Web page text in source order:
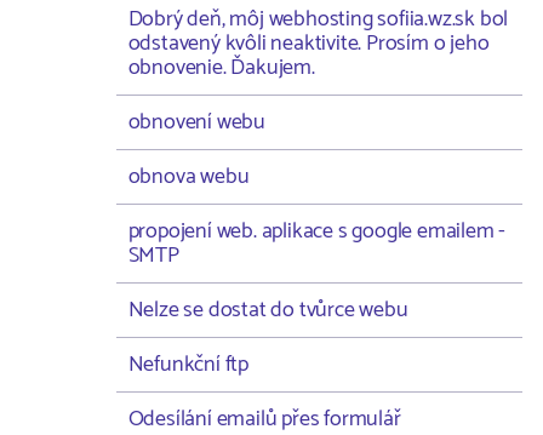
Dobrý deň, môj webhosting sofiia.wz.sk bol
odstavený kvôli neaktivite. Prosím o jeho
obnovenie. Ďakujem.
obnovení webu
obnova webu
propojení web. aplikace s google emailem -
SMTP
Nelze se dostat do tvůrce webu
Nefunkční ftp
Odesílání emailů přes formulář